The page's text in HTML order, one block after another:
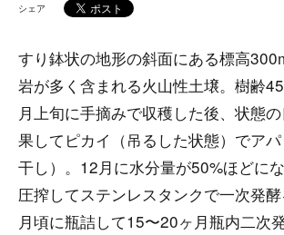
シェア
すり鉢状の地形の斜面にある標高
岩が多く含まれる火山性土壌。樹齢
月上旬に手摘みで収穫した後、状態
果してピカイ（吊るした状態）でア
干し）。12月に水分量が50%ほどに
圧搾してステンレスタンクで一次発
月頃に瓶詰して15〜20ヶ月瓶内二次